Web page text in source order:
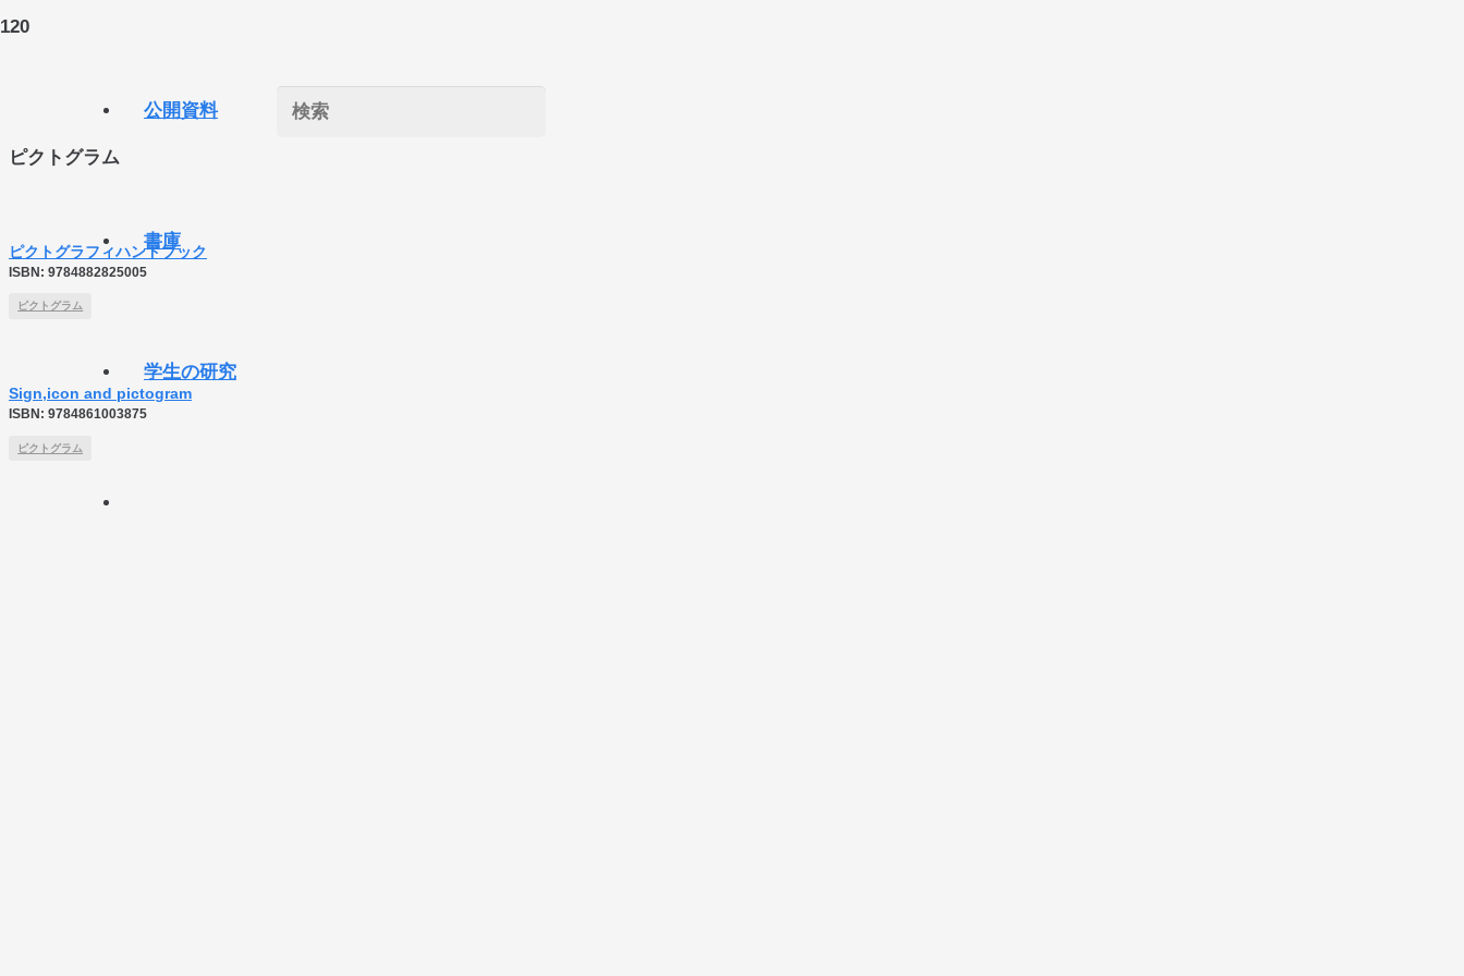
公開資料
書庫
学生の研究
ピクトグラム
ピクトグラフィハンドブック
ISBN: 9784882825005
ピクトグラム
Sign,icon and pictogram
ISBN: 9784861003875
ピクトグラム